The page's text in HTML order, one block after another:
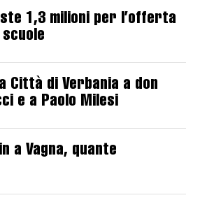
1,3 milioni per l’offerta
Città di Verbania a don
e a Paolo Milesi
a Vagna, quante